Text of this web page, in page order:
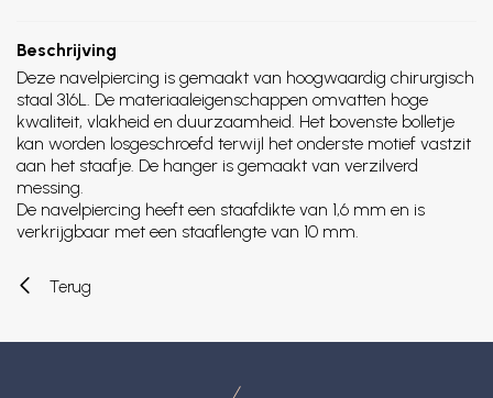
Beschrijving
Deze navelpiercing is gemaakt van hoogwaardig chirurgisch
staal 316L. De materiaaleigenschappen omvatten hoge
kwaliteit, vlakheid en duurzaamheid. Het bovenste bolletje
kan worden losgeschroefd terwijl het onderste motief vastzit
aan het staafje. De hanger is gemaakt van verzilverd
messing.
De navelpiercing heeft een staafdikte van 1,6 mm en is
verkrijgbaar met een staaflengte van 10 mm.
Terug